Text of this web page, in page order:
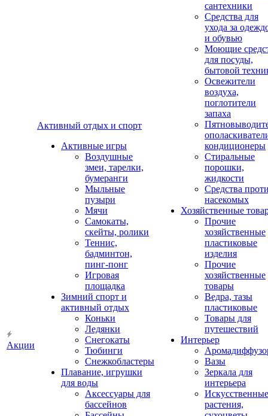
Акции
Активный отдых и спорт
Активные игры
Воздушные
змеи, тарелки,
бумеранги
Мыльные
пузыри
Мячи
Самокаты,
скейты, ролики
Теннис,
бадминтон,
пинг-понг
Игровая
площадка
Зимний спорт и
активный отдых
Коньки
Ледянки
Снегокаты
Тюбинги
Снежкобластеры
Плавание, игрушки
для воды
Аксессуары для
бассейнов
сантехники
Средства для
ухода за
и обувью
Моющие
для посуды,
бытовой
Освежители
воздуха,
поглотители
запаха
кондиционеры
Стиральные
порошки,
жидкости
Средства
насекомых
Хозяйственные
Прочие
хозяйственные
пластиковые
изделия
Прочие
хозяйственные
товары
Ведра, тазы
пластиковые
Товары для
путешествий
Интерьер
Вазы
Зеркала для
интерьера
Искусственные
растения,